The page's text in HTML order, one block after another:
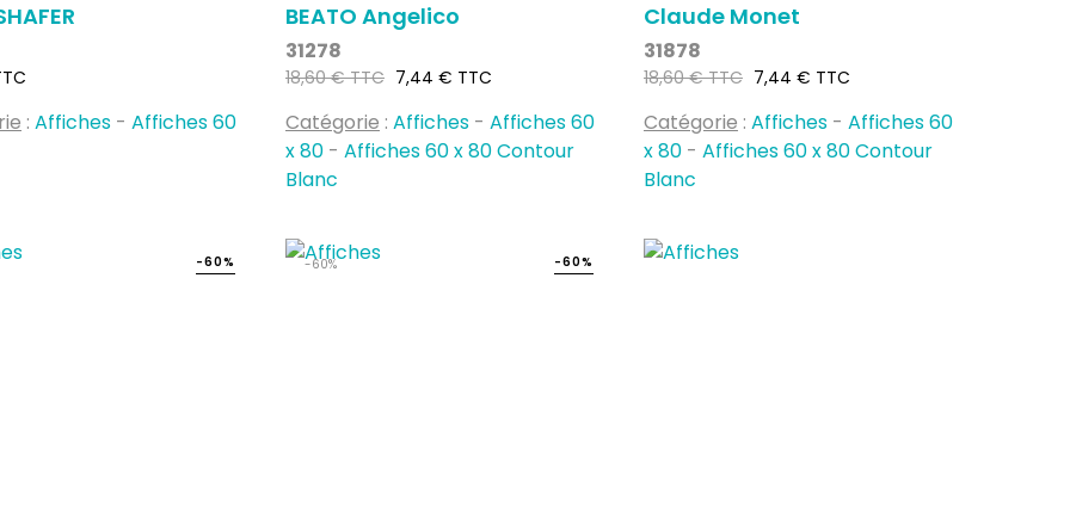
: Affiches - Affiches 60
BEATO Angelico
31278
Prix
18,60 € TTC Prix
7,44 € TTC
Catégorie : Affiches- Affiches 60
x 80- Affiches 60 x 80 Contour
Blanc
Claude Monet
31878
Prix
18,60 € TTC Prix
7,44 € TTC
Catégorie : Affiches- Affiches 60
x 80- Affiches 60 x 80 Contour
Blanc
-60% -60% -60%